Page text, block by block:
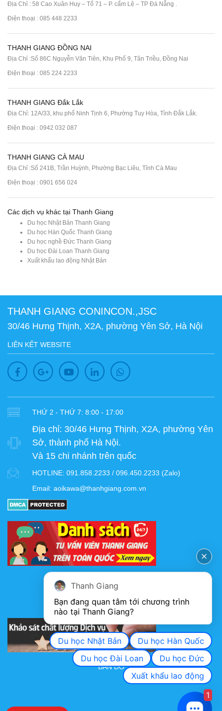
Địa Chỉ : 58 Cao Xuân Huy – Tổ 71 – P. cẩm Lệ – TP Đà Nẵng .
Điện thoại : 085 448 2233
THANH GIANG ĐỒNG NAI
Địa Chỉ :Số 86C Nguyễn Văn Tiên, Khu Phố 9, Tân Triều, Đồng Nai
Điện thoại : 085 224 2233
THANH GIANG Đắk Lắk
Địa Chỉ: 12A/33, khu phố Ninh Tịnh 6, Phường Tuy Hòa, Tỉnh Đắk Lắk.
Điện thoại : 0942 032 087
THANH GIANG CÀ MAU
Địa Chỉ :Số 241B, Trần Huỳnh, Phường Bạc Liêu, Tỉnh Cà Mau
Điện thoại : 0901 656 024
Các dịch vụ khác tại Thanh Giang
Du học Nhật Bản Thanh Giang
Du học Hàn Quốc Thanh Giang
Du học nghề Đức Thanh Giang
Du học Đài Loan Thanh Giang
Xuất khẩu lao động Nhật Bản
THANH GIANG CONINCON.,JSC
30/46 Hưng Thịnh, X2A, phường Yên Sở, Hà Nội
LIÊN KẾT WEBSITE
THỨ 2 - THỨ 7: 8:00 - 17:00
Địa chỉ: 30/46 Hưng Thịnh, X2A, phường Yên
Sở, thành phố Hà Nội.
Và 15 chi nhánh trên quốc
HOTLINE: 091.858.2233 / 096.450.2233 (Zalo)
Email: aoikawa@thanhgiang.com.vn
KHẢO SÁT CHẤT LƯỢNG DỊCH VỤ
BẢN ĐỒ
Thanh Giang
Bạn đang quan tâm tới chương trình
nào tại Thanh Giang?
Du học Nhật Bản
Du học Hàn Quốc
Du học Đài Loan
Du học Đức
Xuất khẩu lao động
1